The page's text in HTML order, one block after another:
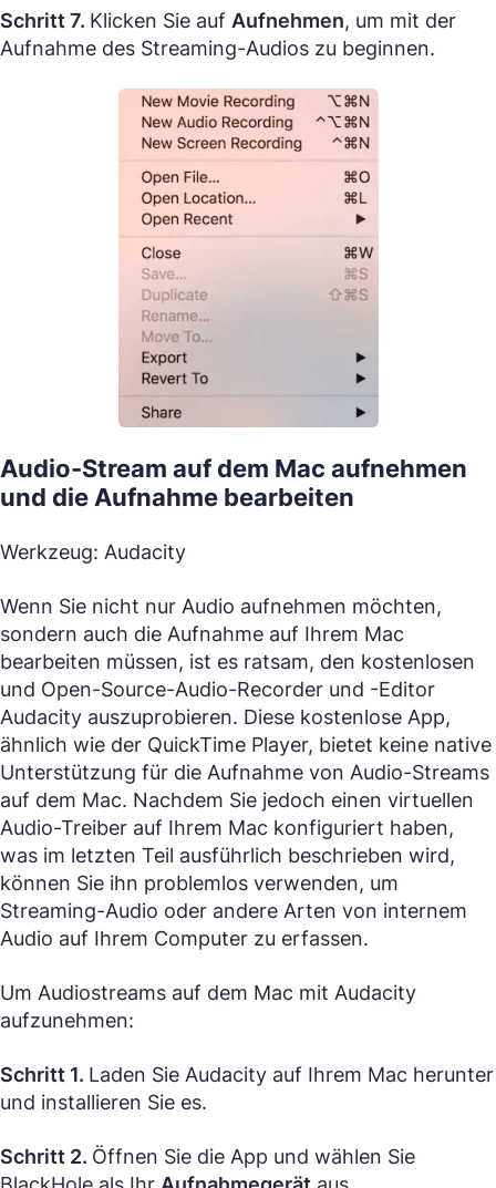
Schritt 7. Klicken Sie auf Aufnehmen, um mit der
Aufnahme des Streaming-Audios zu beginnen.
Audio-Stream auf dem Mac aufnehmen
und die Aufnahme bearbeiten
Werkzeug: Audacity
Wenn Sie nicht nur Audio aufnehmen möchten,
sondern auch die Aufnahme auf Ihrem Mac
bearbeiten müssen, ist es ratsam, den kostenlosen
und Open-Source-Audio-Recorder und -Editor
Audacity auszuprobieren. Diese kostenlose App,
ähnlich wie der QuickTime Player, bietet keine native
Unterstützung für die Aufnahme von Audio-Streams
auf dem Mac. Nachdem Sie jedoch einen virtuellen
Audio-Treiber auf Ihrem Mac konfiguriert haben,
was im letzten Teil ausführlich beschrieben wird,
können Sie ihn problemlos verwenden, um
Streaming-Audio oder andere Arten von internem
Audio auf Ihrem Computer zu erfassen.
Um Audiostreams auf dem Mac mit Audacity
aufzunehmen:
Schritt 1. Laden Sie Audacity auf Ihrem Mac herunter
und installieren Sie es.
Schritt 2. Öffnen Sie die App und wählen Sie